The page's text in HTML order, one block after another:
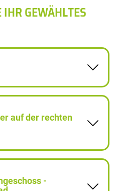
GEWÄHLTES
auf der rechten
-